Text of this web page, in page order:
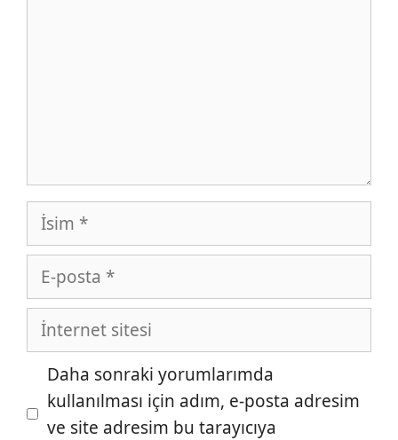
İsim
posta
İnternet
sitesi
Daha sonraki yorumlarımda
kullanılması için adım, e-posta adresim
ve site adresim bu tarayıcıya